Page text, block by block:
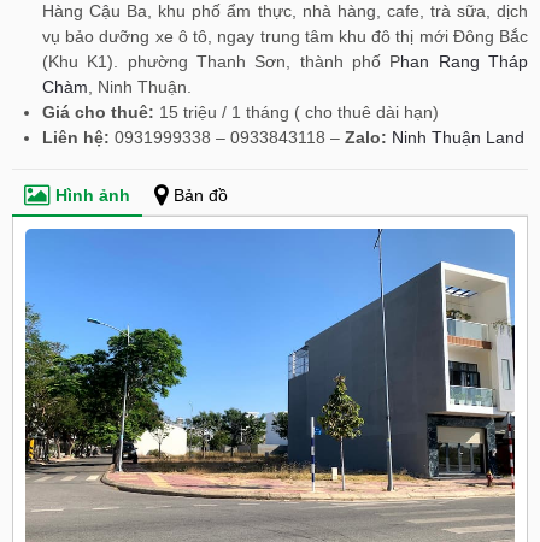
Hàng Cậu Ba, khu phố ẩm thực, nhà hàng, cafe, trà sữa, dịch
vụ bảo dưỡng xe ô tô, ngay trung tâm khu đô thị mới Đông Bắc
(Khu K1). phường Thanh Sơn, thành phố Phan Rang Tháp
Chàm , Ninh Thuận.
Giá cho thuê: 15 triệu / 1 tháng ( cho thuê dài hạn)
Liên hệ: 0931999338 – 0933843118 – Zalo: Ninh Thuận Land
Hình ảnh Bản đồ